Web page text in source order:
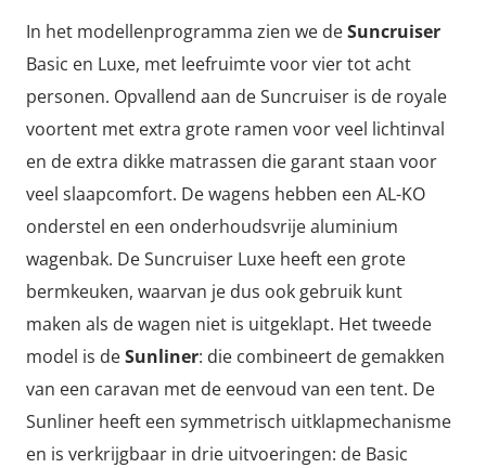
In het modellenprogramma zien we deSuncruiser
Basic en Luxe, met leefruimte voor vier tot acht
personen. Opvallend aan de Suncruiser is de royale
voortent met extra grote ramen voor veel lichtinval
en de extra dikke matrassen die garant staan voor
veel slaapcomfort. De wagens hebben een AL-KO
onderstel en een onderhoudsvrije aluminium
wagenbak. De Suncruiser Luxe heeft een grote
bermkeuken, waarvan je dus ook gebruik kunt
maken als de wagen niet is uitgeklapt. Het tweede
model is deSunliner: die combineert de gemakken
van een caravan met de eenvoud van een tent. De
Sunliner heeft een symmetrisch uitklapmechanisme
en is verkrijgbaar in drie uitvoeringen: de Basic